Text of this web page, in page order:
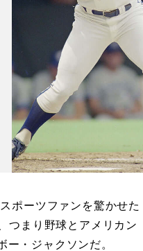
ポーツファンを驚かせた
つまり野球とアメリカン
ー・ジャクソンだ。